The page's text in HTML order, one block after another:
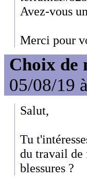
Avez-vous
Merci pour
Choix de
05/08/19
Salut,
Tu
du travail de
blessures ?